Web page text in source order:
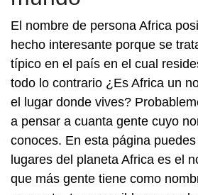
El nombre de persona Africa
hecho interesante porque se
típico en el país en el cual
todo lo contrario ¿Es Africa un
el lugar donde vives?
a pensar a cuanta gente cuyo
conoces. En esta página
lugares del planeta Africa es el
que más gente tiene como